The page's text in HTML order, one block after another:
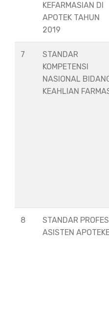
KEFARMASIAN DI
APOTEK TAHUN
2019
7
STANDAR
KOMPETENSI
NASIONAL
KEAHLIAN
8
STANDAR
ASISTEN